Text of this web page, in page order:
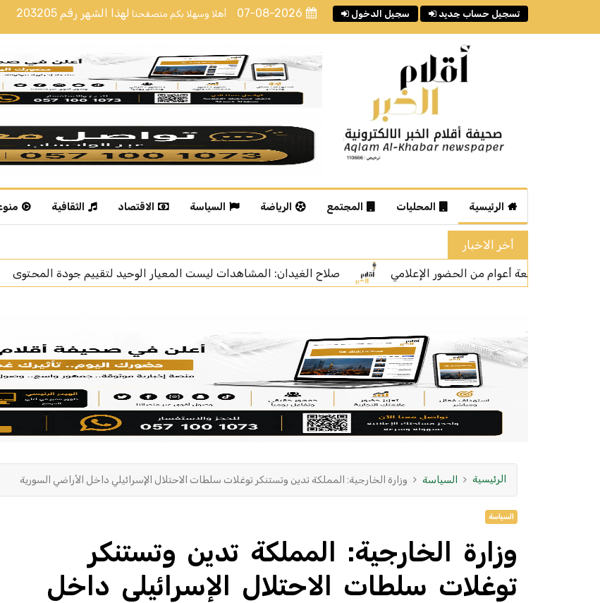
أهلا وسهلا بكم متصفحنا لهذا الشهر رقم 203205 07-08-2026 سجيل الدخول تسجيل حساب جديد
الرئيسية المحليات المجتمع الرياضة السياسة الاقتصاد الثقافية
أخر الاخبار
صلاح الغيدان: المشاهدات ليست المعيار الوحيد لتقييم جودة المحتوى الإعلامية خديجة الوعل تنال
الرئيسية السياسة وزارة الخارجية: المملكة تدين وتستنكر توغلات سلطات الاحتلال الإسرائيلي داخل الأراضي السورية
السياسة
وزارة الخارجية: المملكة تدين وتستنكر
توغلات سلطات الاحتلال الإسرائيلي داخل